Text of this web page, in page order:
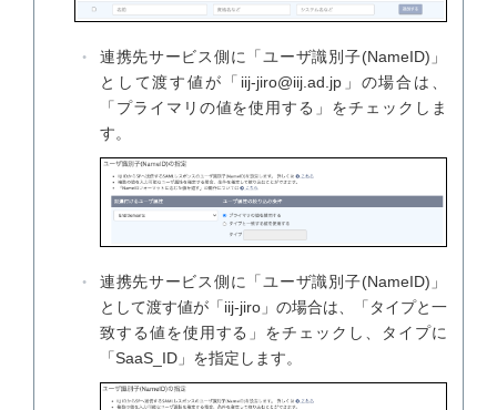
連携先サービス側に「ユーザ識別子(NameID)」
として渡す値が「iij-jiro@iij.ad.jp」の場合は、
「プライマリの値を使用する」をチェックしま
す。
連携先サービス側に「ユーザ識別子(NameID)」
として渡す値が「iij-jiro」の場合は、「タイプと一
致する値を使用する」をチェックし、タイプに
「SaaS_ID」を指定します。